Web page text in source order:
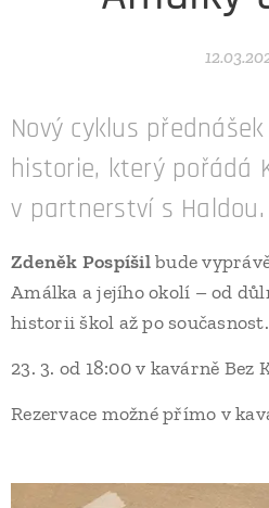
Nový cyklus
historie, který pořádá
v partnerství s Haldou.
Zdeněk Pospíšilbude
Amálka a jejího okolí – od
historii škol až po současnost.
23. 3. od 18:00 v kavárně Bez
Rezervace možné přímo v